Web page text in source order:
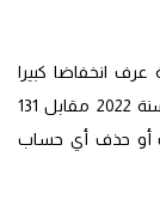
انخفاضا كبيرا
خلال العشرين سنة الأخيرة، لينتقل إلى 68 حسابا سنة 2022 مقابل 131
فيما لم تعرف سنة 2023 إحداث أو حذف أي حساب